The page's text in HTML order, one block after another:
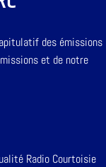
des émissions
et de notre
Radio Courtoisie